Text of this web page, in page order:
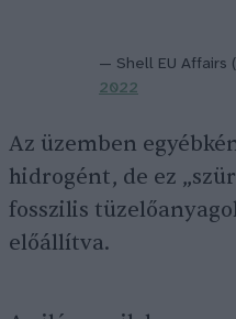
— Shell EU Affairs
2022
Az üzemben
hidrogént, de ez
fosszilis
előállítva.